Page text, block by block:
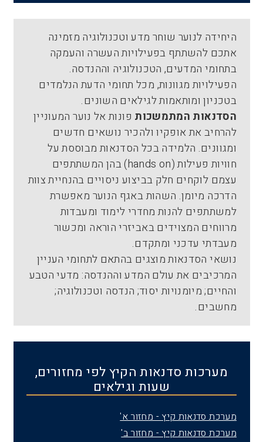
היחידה לנוער שוחר מדע וטכנולוגיה מזמינה
אתכם להשתתף בפעילויות העשרה והעמקה
בתחומי המדעים, הטכנולוגיה וההנדסה.
הפעילויות מגוונות, מכל תחומי הדעת הנלמדים
בטכניון ומותאמות לגילאים השונים.
הסדנאות המתמשכות פונות אל נוער המעוניין
להרחיב את אופקיו ולהכיר נושאים חדשים
ומגוונים. הלמידה בכל הסדנאות מבוססת על
חוויות פעילות (hands on) בהן המשתתפים
עצמם לוקחים חלק בביצוע ניסויים בהנחיית צוות
הדרכה מיומן. השהות באגף הנוער מאפשרת
למשתתפים להנות מחדרי לימוד ומעבדות
מרווחים המצוידים באביזרי הוראה ומכשור
מעבדתי עדכני ומתקדם.
נושאי הסדנאות מוצגים בהתאם לתחומי העניין
המרכיבים את עולם המדע וההנדסה: מדעי הטבע
והחיים; מיומנויות יסוד; הנדסה וטכנולוגיה;
מחשבים.
מערכות סדנאות הקיץ לפי מחזורים,
שעות וגילאים
מערכת סדנאות קיץ - מחזור א'
מערכת סדנאות קיץ - מחזור ב'